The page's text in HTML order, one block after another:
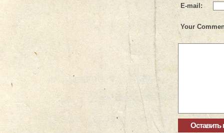
E-mail:
Your